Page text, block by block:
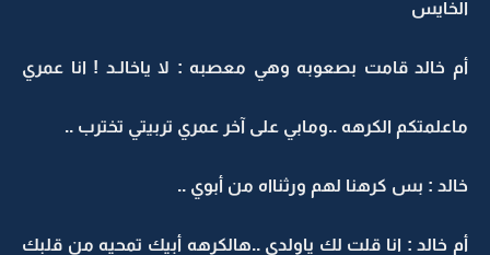
الخايس
أم خالد قامت بصعوبه وهي معصبه : لا ياخالـد ! انا عمري
ماعلمتكم الكرهه ..ومابي على آخر عمري تربيتي تخترب ..
خالد : بس كرهنا لهم ورثنااه من أبوي ..
أم خالد : انا قلت لك ياولدي ..هالكرهه أبيك تمحيه من قلبك